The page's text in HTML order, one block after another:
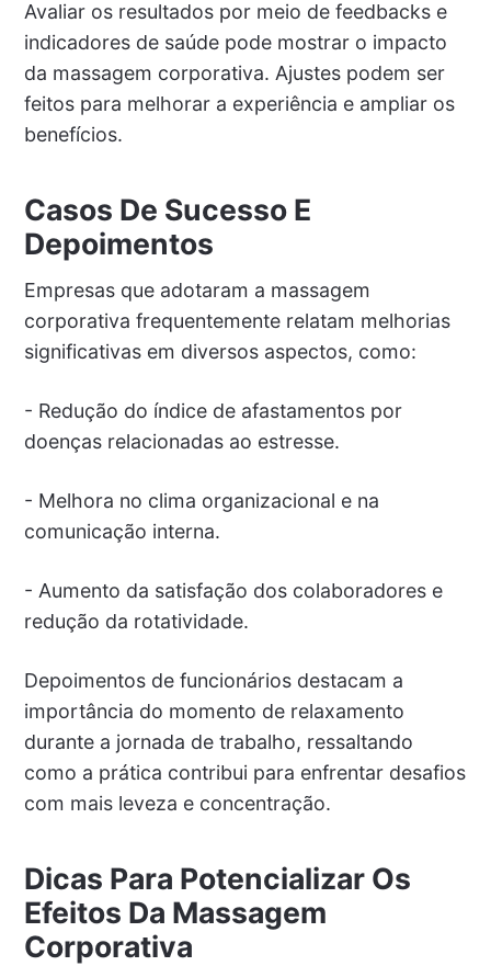
Avaliar os resultados por meio de feedbacks e
indicadores de saúde pode mostrar o impacto
da massagem corporativa. Ajustes podem ser
feitos para melhorar a experiência e ampliar os
benefícios.
Casos De Sucesso E
Depoimentos
Empresas que adotaram a massagem
corporativa frequentemente relatam melhorias
significativas em diversos aspectos, como:
- Redução do índice de afastamentos por
doenças relacionadas ao estresse.
- Melhora no clima organizacional e na
comunicação interna.
- Aumento da satisfação dos colaboradores e
redução da rotatividade.
Depoimentos de funcionários destacam a
importância do momento de relaxamento
durante a jornada de trabalho, ressaltando
como a prática contribui para enfrentar desafios
com mais leveza e concentração.
Dicas Para Potencializar Os
Efeitos Da Massagem
Corporativa